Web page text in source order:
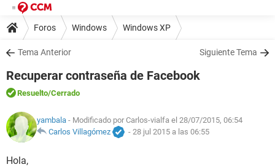
Foros Windows Windows XP
Tema Anterior Siguiente Tema
Recuperar contraseña de Facebook
Resuelto/Cerrado
yambala - Modificado por Carlos-vialfa el 28/07/2015, 06:54
Carlos Villagómez
- 28 jul 2015 a las 06:55
Hola,